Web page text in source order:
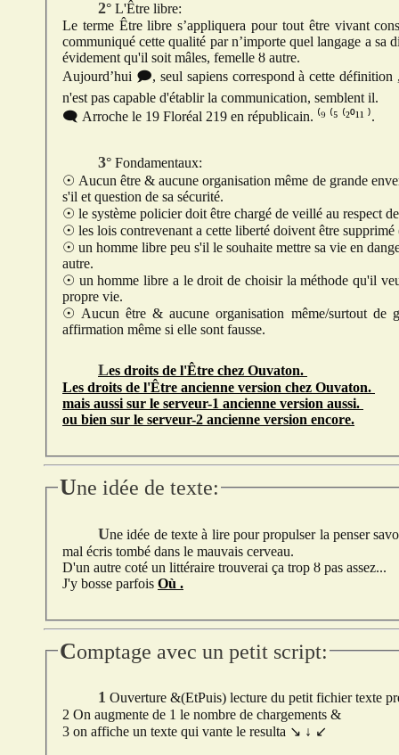
2° L'Être libre:
Le terme Être libre s’appliquera pour tout être vivant
évidement qu'il soit mâles, femelle ȣ autre.
Aujourd’hui 🗩, seul sapiens correspond à cette définition , d'autres être vivant fond preuves d'intelligence mais sapiens
n'est pas capable d'établir la communication, semblent il.
🗨 Arroche le 19 Floréal 219 en républicain. ⁽⁹ ⁽⁵ ⁽²⁰¹¹ ⁾.
3° Fondamentaux:
☉ Aucun être & aucune organisation même de grande envergure ne peu obligé un Être libre a agir contre
s'il et question de sa sécurité.
☉ le
☉ un homme libre peu s'il le souhaite mettre sa vie en danger (consommation de stupéfiant notamment) mais pas
autre.
☉ un homme libre a le droit de choisir la méthode qu'il veux (en
propre vie.
☉ Aucun être & aucune organisation même/surtout de
affirmation même si elle sont fausse.
Les droits de l'Être chez Ouvaton.
Les droits de l'Être ancienne version chez Ouvaton.
mais aussi sur le serveur-1 ancienne version aussi.
ou bien sur le serveur-2 ancienne version encore.
Une idée de texte:
Une idée de texte à lire pour propulser la penser savoir Où, cela pourrait être passionnent! malheureusement plutôt
mal écris tombé dans le mauvais cerveau.
D'un autre coté un littéraire trouverai ça trop ȣ pas assez...
J'y bosse parfois Où .
Comptage avec un petit script:
1 Ouverture &(EtPuis) lecture du petit fichier texte
2 On augmente de 1 le nombre de chargements &
3 on affiche un texte qui vante le resulta ↘ ↓ ↙